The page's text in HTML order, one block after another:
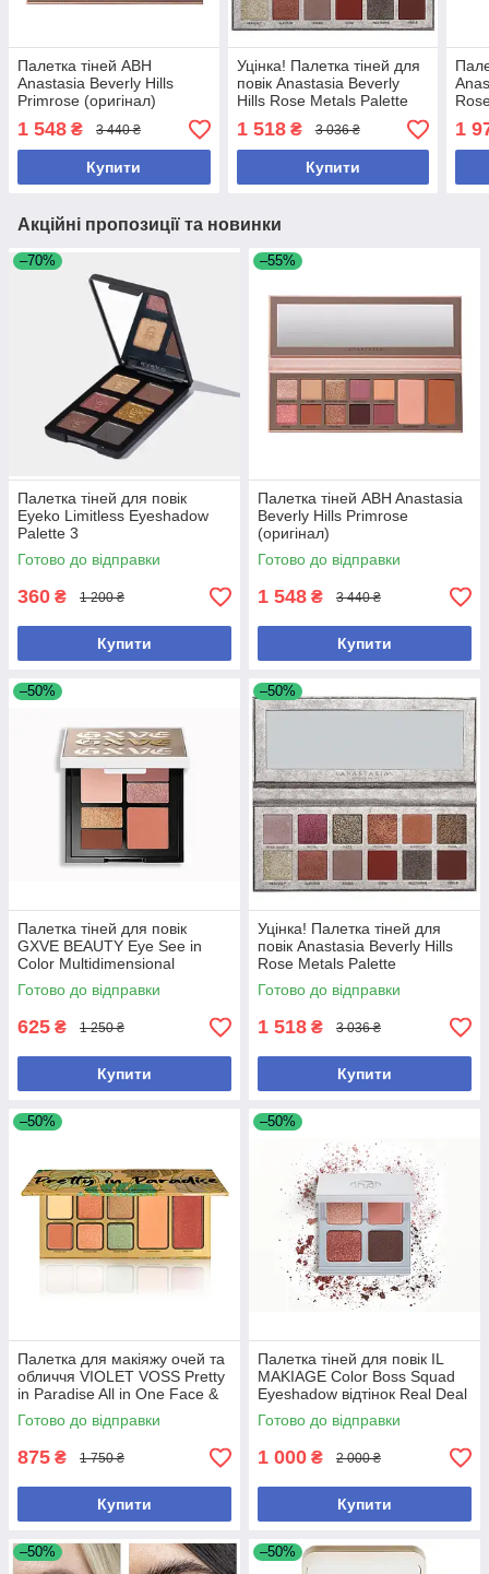
Палетка тіней ABH
Anastasia Beverly Hills
Primrose (оригінал)
1 548 ₴ 3 440 ₴
Купити
Уцінка! Палетка тіней для
повік Anastasia Beverly
Hills Rose Metals Palette
1 518₴ 3 036 ₴
Купити
1
Акційні пропозиції та новинки
–70%
Палетка тіней для повік
Eyeko Limitless Eyeshadow
Palette 3
Готово до відправки
360 ₴ 1 200 ₴
Купити
–55%
Палетка тіней ABH Anastasia
Beverly Hills Primrose
(оригінал)
Готово до відправки
1 548 ₴ 3 440 ₴
Купити
–50%
Палетка тіней для повік
GXVE BEAUTY Eye See in
Color Multidimensional
Eyeshadow Palette - Make Me
Like You
Готово до відправки
625 ₴ 1 250 ₴
Купити
–50%
Уцінка! Палетка тіней для
повік Anastasia Beverly Hills
Rose Metals Palette
Готово до відправки
1 518 ₴ 3 036 ₴
Купити
–50%
Палетка для макіяжу очей та
обличчя VIOLET VOSS Pretty
in Paradise All in One Face &
Eye Shadow Palette
Готово до відправки
875 ₴ 1 750 ₴
Купити
–50%
Палетка тіней для повік IL
MAKIAGE Color Boss Squad
Eyeshadow відтінок Real Deal
Готово до відправки
1 000 ₴ 2 000 ₴
Купити
–50% –50%